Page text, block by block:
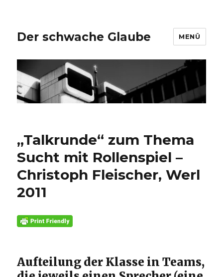
Der schwache Glaube MENÜ
„Talkrunde“ zum Thema
Sucht mit Rollenspiel –
Christoph Fleischer, Werl
2011
Aufteilung der Klasse in Teams,